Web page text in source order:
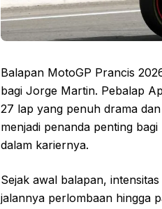
Balapan MotoGP Prancis
bagi Jorge Martin. Pebalap
27 lap yang penuh drama
menjadi penanda penting
dalam kariernya.
Sejak awal balapan,
jalannya perlombaan hingga